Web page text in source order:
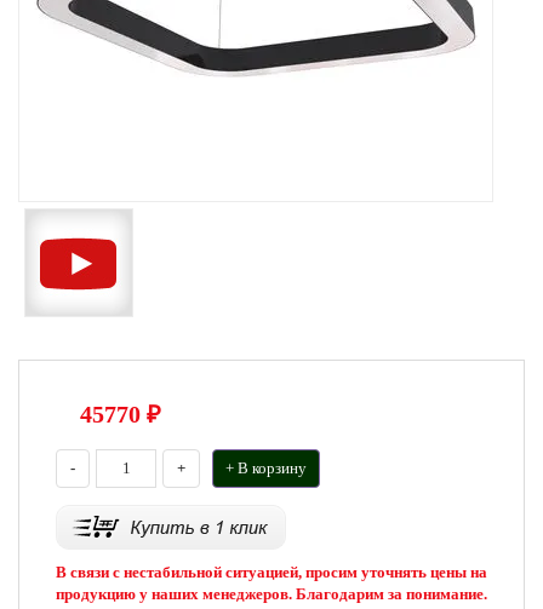
45770 ₽
- + + В корзину
В связи с нестабильной ситуацией, просим уточнять цены на
продукцию у наших менеджеров. Благодарим за понимание.